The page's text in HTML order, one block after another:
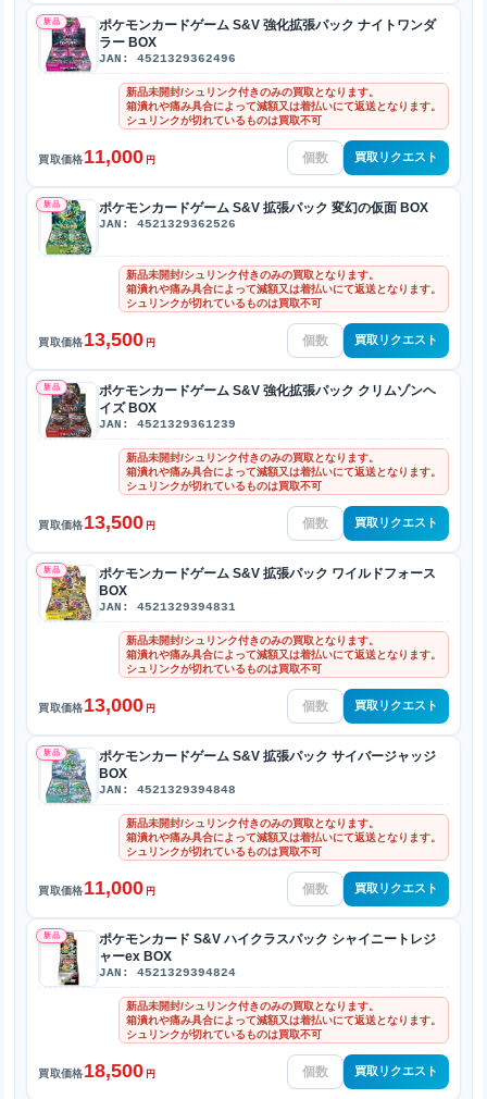
新品
ポケモンカードゲーム S&V 強化拡張パック ナイトワンダ
ラー BOX
JAN: 4521329362496
新品未開封/シュリンク付きのみの買取となります。
箱潰れや痛み具合によって減額又は着払いにて返送となります。
シュリンクが切れているものは買取不可
買取価格11,000 円 買取リクエスト
新品 ポケモンカードゲーム S&V 拡張パック 変幻の仮面 BOX
JAN: 4521329362526
新品未開封/シュリンク付きのみの買取となります。
箱潰れや痛み具合によって減額又は着払いにて返送となります。
シュリンクが切れているものは買取不可
買取価格13,500 円 買取リクエスト
新品
ポケモンカードゲーム S&V 強化拡張パック クリムゾンヘ
イズ BOX
JAN: 4521329361239
新品未開封/シュリンク付きのみの買取となります。
箱潰れや痛み具合によって減額又は着払いにて返送となります。
シュリンクが切れているものは買取不可
買取価格13,500 円 買取リクエスト
新品
ポケモンカードゲーム S&V 拡張パック ワイルドフォース
BOX
JAN: 4521329394831
新品未開封/シュリンク付きのみの買取となります。
箱潰れや痛み具合によって減額又は着払いにて返送となります。
シュリンクが切れているものは買取不可
買取価格13,000 円 買取リクエスト
新品
ポケモンカードゲーム S&V 拡張パック サイバージャッジ
BOX
JAN: 4521329394848
新品未開封/シュリンク付きのみの買取となります。
箱潰れや痛み具合によって減額又は着払いにて返送となります。
シュリンクが切れているものは買取不可
買取価格11,000 円 買取リクエスト
新品
ポケモンカード S&V ハイクラスパック シャイニートレジ
ャーex BOX
JAN: 4521329394824
新品未開封/シュリンク付きのみの買取となります。
箱潰れや痛み具合によって減額又は着払いにて返送となります。
シュリンクが切れているものは買取不可
買取価格18,500 円 買取リクエスト